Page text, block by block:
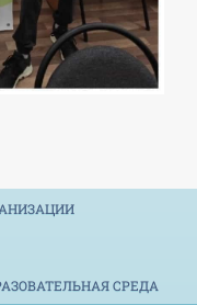
СРЕДА